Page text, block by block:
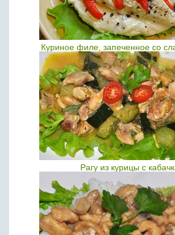
Куриное филе, запеченное со
Рагу из курицы с